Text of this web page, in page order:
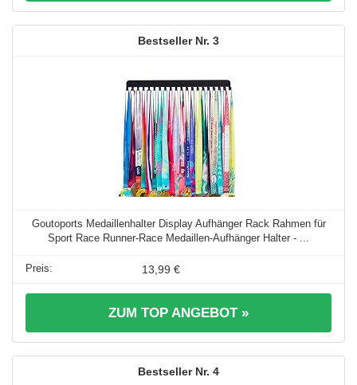
3
Goutoports Medaillenhalter Display Aufhänger Rack Rahmen für
Sport Race Runner-Race Medaillen-Aufhänger Halter - ...
13,99 €
ZUM TOP ANGEBOT »
4